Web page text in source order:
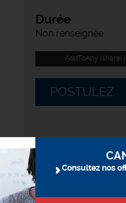
Durée
Non renseignée
AddToAny (share)
POSTULEZ
Consultez nos